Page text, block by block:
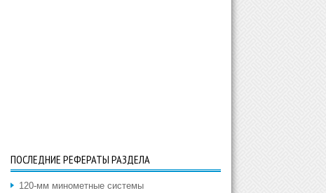
ПОСЛЕДНИЕ РЕФЕРАТЫ РАЗДЕЛА
120-мм минометные системы